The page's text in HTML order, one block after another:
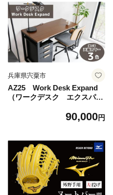
兵庫県宍粟市
AZ25 Work Desk Expand
（ワークデスク エクスパン
ル ブラウン グレイ グレー リ
ークデスク 引き出し付き 収
納 家具 インテリア サイドテ
ーブル デスク 机 テーブル 市
場家具 インテリア いちば イ
チバ ICHIBA koti フジイ Fujii
すきまくん
90,000円